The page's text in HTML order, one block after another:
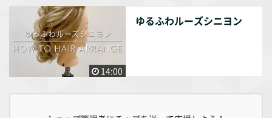
14:00
ゆるふわルーズシニヨン